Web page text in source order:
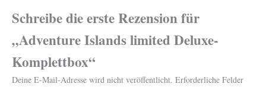
Schreibe die erste Rezension für
„Adventure Islands limited Deluxe-
Komplettbox“
Deine E-Mail-Adresse wird nicht veröffentlicht. Erforderliche Felder